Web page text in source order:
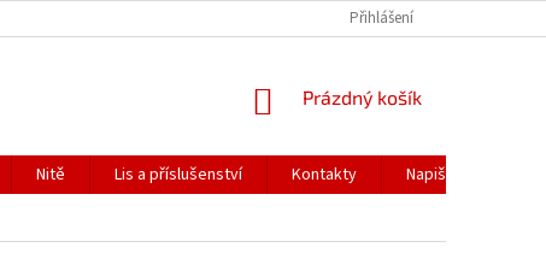
Přihlášení
NÁKUPNÍ
Prázdný košík
Nitě Lis a příslušenství Kontakty Napište nám